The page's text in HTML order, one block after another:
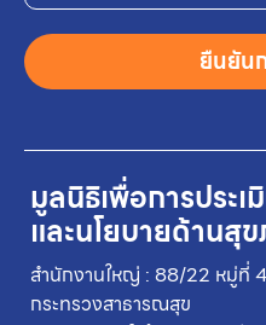
มูลนิธิเพื่อการประเ
และนโยบายด้านสุ
สำนักงานใหญ่ : 88/22 หมู่ที่
กระทรวงสาธารณสุข
ยืนยัน